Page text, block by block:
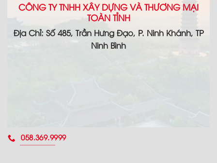
CÔNG TY TNHH XÂY DỰNG VÀ THƯƠNG MẠI
TOÀN TỈNH
Địa Chỉ: Số 485, Trần Hưng Đạo, P. Ninh Khánh, TP
Ninh Bình
058.369.9999